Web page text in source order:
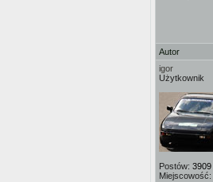
Autor
igor
Użytkownik
Postów: 3909
Miejscowość: